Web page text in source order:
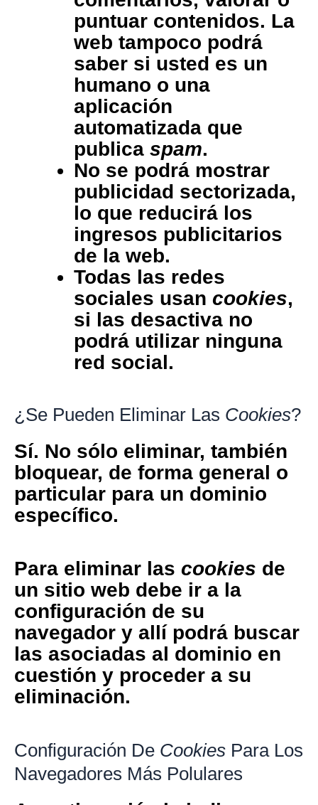
puntuar contenidos. La
web tampoco podrá
saber si usted es un
humano o una
aplicación
automatizada que
publica spam.
No se podrá mostrar
publicidad sectorizada,
lo que reducirá los
ingresos publicitarios
de la web.
Todas las redes
sociales usan cookies,
si las desactiva no
podrá utilizar ninguna
red social.
¿Se Pueden Eliminar Las Cookies?
Sí. No sólo eliminar, también
bloquear, de forma general o
particular para un dominio
específico.
Para eliminar las cookies de
un sitio web debe ir a la
configuración de su
navegador y allí podrá buscar
las asociadas al dominio en
cuestión y proceder a su
eliminación.
Configuración De Cookies Para Los
Navegadores Más Polulares